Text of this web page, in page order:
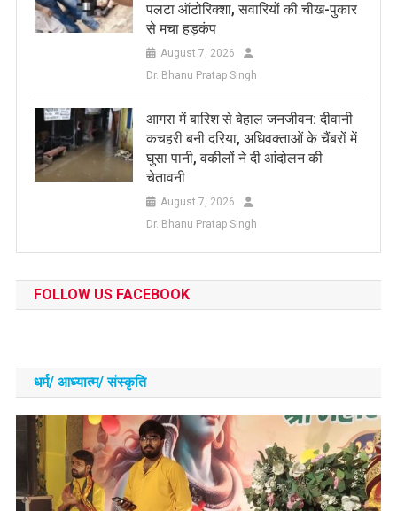
पलटा ऑटोरिक्शा, सवारियों की चीख-पुकार
से मचा हड़कंप
August 7, 2026
Dr. Bhanu Pratap Singh
आगरा में बारिश से बेहाल जनजीवन: दीवानी
कचहरी बनी दरिया, अधिवक्ताओं के चैंबरों में
घुसा पानी, वकीलों ने दी आंदोलन की
चेतावनी
August 7, 2026
Dr. Bhanu Pratap Singh
FOLLOW US FACEBOOK
धर्म/ आध्‍यात्‍म/ संस्‍कृति